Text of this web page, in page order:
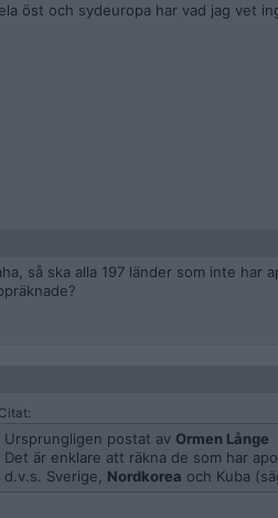
öst och sydeuropa har vad jag vet
så ska alla 197 länder som inte
Citat:
Ursprungligen postat av Ormen Långe
Det är enklare att räkna de som har
d.v.s. Sverige, Nordkorea och Kuba